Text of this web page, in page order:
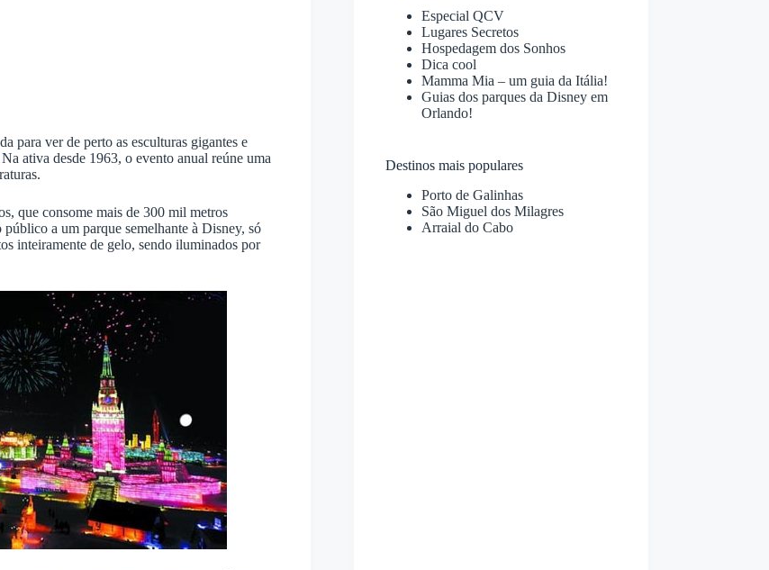
para ver de perto as esculturas gigantes e
Na ativa desde 1963, o evento anual reúne uma
que consome mais de 300 mil metros
a um parque semelhante à Disney, só
inteiramente de gelo, sendo iluminados por
Especial QCV
Lugares Secretos
Hospedagem dos Sonhos
Dica cool
Mamma Mia – um guia da Itália!
Guias dos parques da Disney em
Orlando!
Destinos mais populares
Porto de Galinhas
São Miguel dos Milagres
Arraial do Cabo